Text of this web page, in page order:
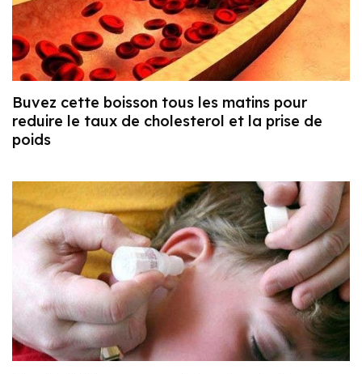
Buvez cette boisson tous les matins pour
reduire le taux de cholesterol et la prise de
poids